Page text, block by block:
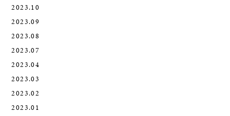
2023.10
2023.09
2023.08
2023.07
2023.04
2023.03
2023.02
2023.01